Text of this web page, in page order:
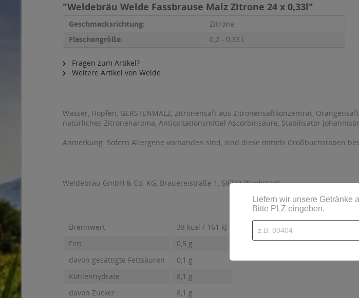
"Weldebräu Welde Fassbrause Malz Zitrone 24 x 0,33l"
Geschmacksrichtung:
Zitrone
Flaschengröße:
0,2 - 0,33 l
Fragen zum Artikel?
Weitere Artikel von Welde
Wasser, Hopfen, GERSTENMALZ, Zitronensaft aus Zitronensaftkonzentrat,
natürliches Zitronenaroma, Antioxitationsmittel Ascorbinsäure, Stabilisator
Anmerkung: Sofern Allergene vorhanden sind, sind diese mittels Großbuchstaben
Weldebräu GmbH & Co. KG, Brauereistraße 1, 68723 Plankstadt
Brennwert
38 kcal / 161 kJ
Fett
0,5 g
davon gesättigte Fettsäuren
0,1 g
Kohlenhydrate
8,1 g
davon Zucker
8,1 g